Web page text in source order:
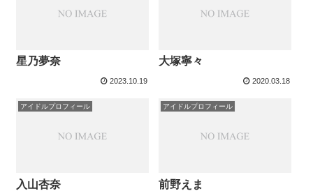
星乃夢奈
2023.10.19
大塚寧々
2020.03.18
アイドルプロフィール
入山杏奈
アイドルプロフィール
前野えま